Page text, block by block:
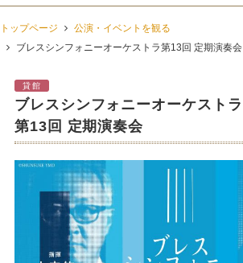
トップページ
公演・イベントを観る
ブレスシンフォニーオーケストラ第13回 定期演奏会
貸館
ブレスシンフォニーオーケストラ
第13回 定期演奏会